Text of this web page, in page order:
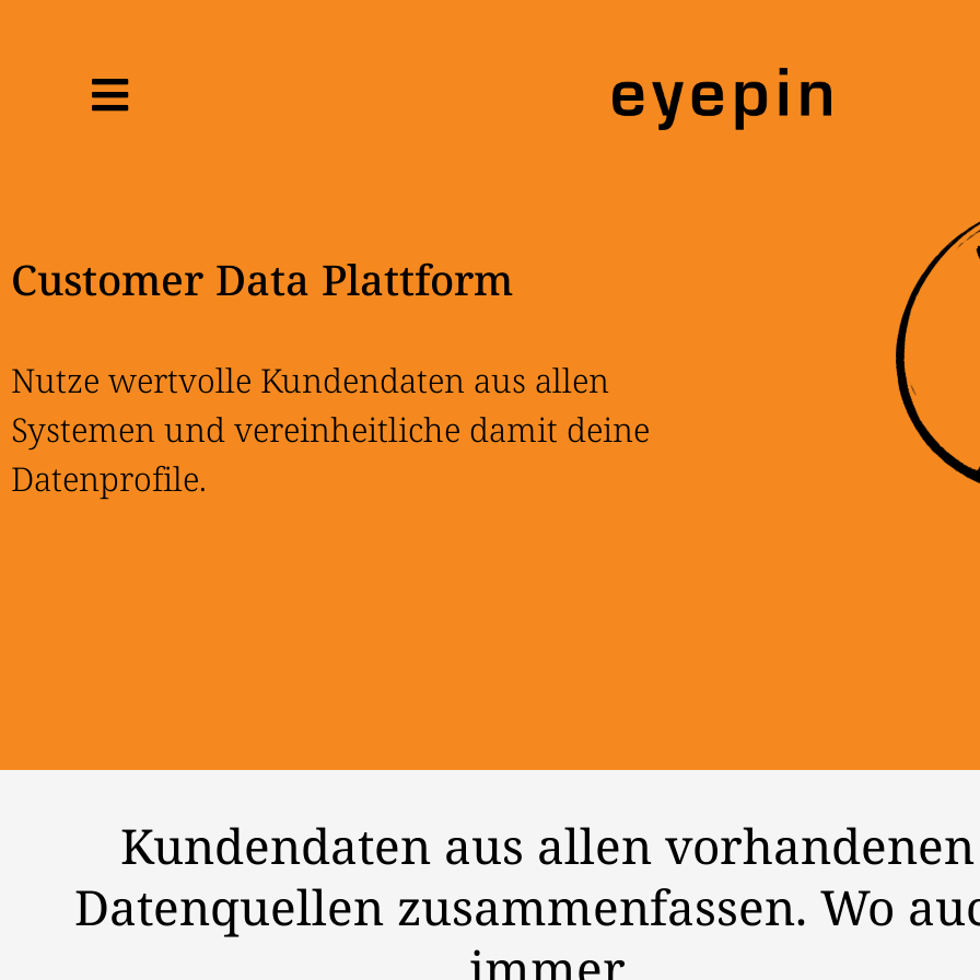
Customer Data Plattform
Nutze wertvolle Kundendaten aus allen
Systemen und vereinheitliche damit deine
Datenprofile.
Kundendaten aus allen vorhandenen
Datenquellen zusammenfassen. Wo